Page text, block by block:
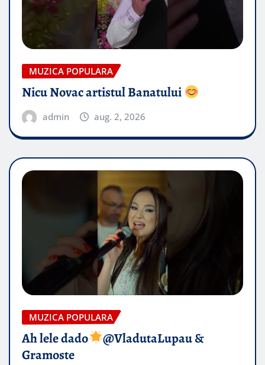
MUZICA POPULARA
Nicu Novac artistul Banatului
admin aug. 2, 2026
MUZICA POPULARA
Ah lele dado​
@VladutaLupau &
Gramoste